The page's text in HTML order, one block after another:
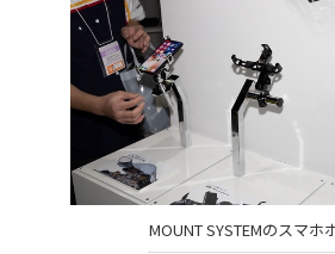
MOUNT SYSTEMのスマホ